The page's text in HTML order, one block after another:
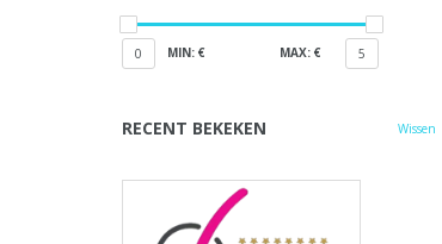
0 MIN: € MAX: € 5
RECENT BEKEKEN Wissen